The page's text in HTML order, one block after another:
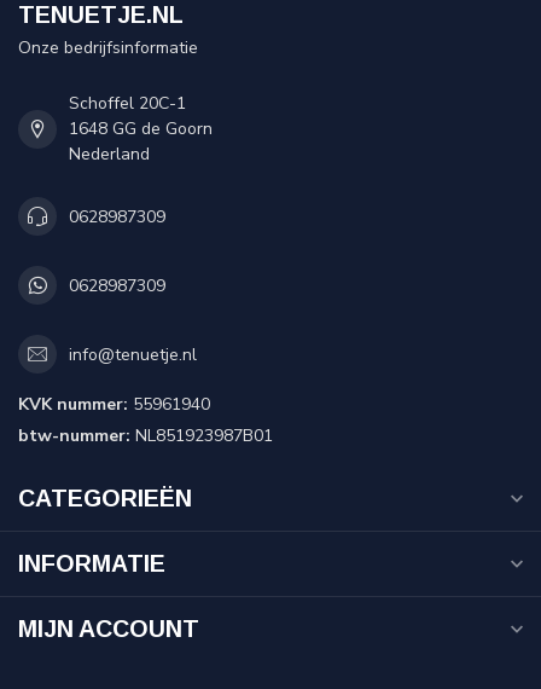
TENUETJE.NL
Onze bedrijfsinformatie
Schoffel 20C-1
1648 GG de Goorn
Nederland
0628987309
0628987309
info@tenuetje.nl
KVK nummer: 55961940
btw-nummer: NL851923987B01
CATEGORIEËN
INFORMATIE
MIJN ACCOUNT